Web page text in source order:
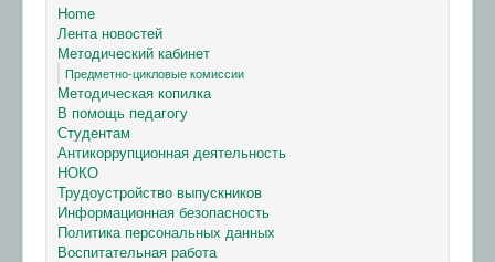
Home
Лента новостей
Методический кабинет
Предметно-цикловые комиссии
Методическая копилка
В помощь педагогу
Студентам
Антикоррупционная деятельность
НОКО
Трудоустройство выпускников
Информационная безопасность
Политика персональных данных
Воспитательная работа